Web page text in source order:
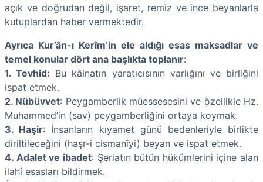
açık ve doğrudan değil, işaret, remiz ve ince beyanlarla
kutuplardan haber vermektedir.
Ayrıca Kur’ân-ı Kerîm’in ele aldığı esas maksadlar ve
temel konular dört ana başlıkta toplanır:
1. Tevhid: Bu kâinatın yaratıcısının varlığını ve birliğini
ispat etmek.
2. Nübüvvet: Peygamberlik müessesesini ve özellikle Hz.
Muhammed’in (sav) peygamberliğini ortaya koymak.
3. Haşir: İnsanların kıyamet günü bedenleriyle birlikte
diriltileceğini (haşr-i cismanîyi) beyan ve ispat etmek.
4. Adalet ve ibadet: Şeriatın bütün hükümlerini içine alan
ilahî esasları bildirmek.